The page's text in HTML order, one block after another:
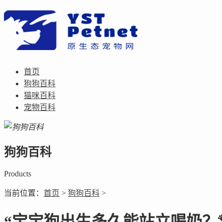
首页
狗狗百科
猫咪百科
宠物百科
狗狗百科
Products
当前位置： 首页 > 狗狗百科 >